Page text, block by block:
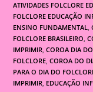
ATIVIDADES FOLCLORE
FOLCLORE EDUCAÇÃO
ENSINO FUNDAMENTAL,
FOLCLORE BRASILEIRO,
IMPRIMIR, COROA DIA
FOLCLORE, COROA DO
PARA O DIA DO
IMPRIMIR, EDUCAÇÃO